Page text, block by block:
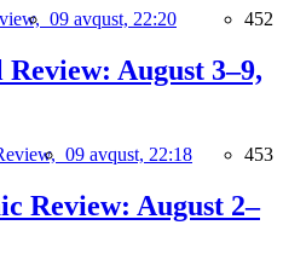
09 avqust, 22:20 452
August 3–9,
09 avqust, 22:18 453
Review: August 2–